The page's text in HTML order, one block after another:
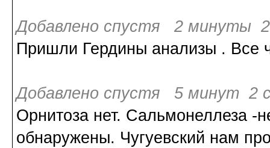
Добавлено спустя 2 минуты
Пришли Гердины анализы . Все
Добавлено спустя 5 минут 2
Орнитоза нет. Сальмонеллеза -
обнаружены. Чугуевский нам